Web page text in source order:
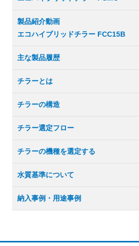
製品紹介動画
エコハイブリッドチラー FCC15B
主な製品履歴
チラーとは
チラーの構造
チラー選定フロー
チラーの機種を選定する
水質基準について
納入事例・用途事例